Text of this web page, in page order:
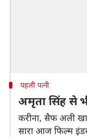
पहली पत्नी
अमृता सिंह से
करीना, सैफ अली
सारा आज फिल्म